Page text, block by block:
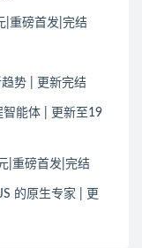
|重磅首发|完结
势 | 更新完结
智能体 | 更新至19
|重磅首发|完结
的原生专家 | 更